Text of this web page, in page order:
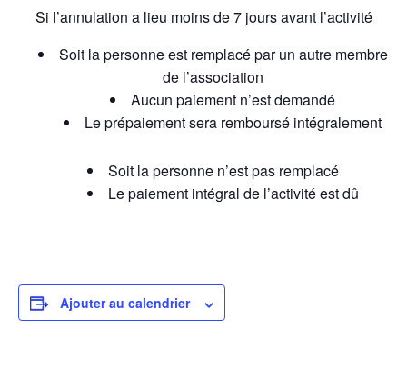
Si l’annulation a lieu moins de 7 jours avant l’activité
Soit la personne est remplacé par un autre membre
de l’association
Aucun paiement n’est demandé
Le prépaiement sera remboursé intégralement
Soit la personne n’est pas remplacé
Le paiement intégral de l’activité est dû
Ajouter au calendrier